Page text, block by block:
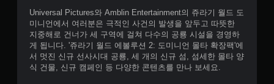
Universal Pictures와 Amblin Entertainment의 쥬라기 월드 도
미니언에서 여러분은 극적인 사건의 발생을 앞두고 따뜻한
지중해로 건너가 세 구역에 걸쳐 다수의 공룡 시설을 경영하
게 됩니다. '쥬라기 월드 에볼루션 2: 도미니언 몰타 확장팩'에
서 멋진 신규 선사시대 공룡, 세 개의 신규 섬, 섬세한 몰타 양
식 건물, 신규 캠페인 등 다양한 콘텐츠를 만나 보세요.